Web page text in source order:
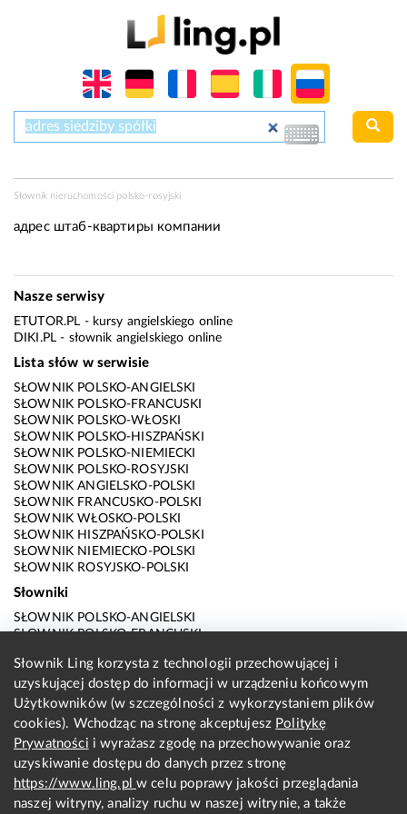
Słownik nieruchomości polsko-rosyjski
адрес штаб-квартиры компании
Nasze serwisy
ETUTOR.PL - kursy angielskiego online
DIKI.PL - słownik angielskiego online
Lista słów w serwisie
SŁOWNIK POLSKO-ANGIELSKI
SŁOWNIK POLSKO-FRANCUSKI
SŁOWNIK POLSKO-WŁOSKI
SŁOWNIK POLSKO-HISZPAŃSKI
SŁOWNIK POLSKO-NIEMIECKI
SŁOWNIK POLSKO-ROSYJSKI
SŁOWNIK ANGIELSKO-POLSKI
SŁOWNIK FRANCUSKO-POLSKI
SŁOWNIK WŁOSKO-POLSKI
SŁOWNIK HISZPAŃSKO-POLSKI
SŁOWNIK NIEMIECKO-POLSKI
SŁOWNIK ROSYJSKO-POLSKI
Słowniki
SŁOWNIK POLSKO-ANGIELSKI
SŁOWNIK POLSKO-FRANCUSKI
SŁOWNIK POLSKO-HISZPAŃSKI
SŁOWNIK POLSKO-NIEMIECKI
SŁOWNIK POLSKO-ROSYJSKI
SŁOWNIK ANGIELSKO-POLSKI
SŁOWNIK FRANCUSKO-POLSKI
SŁOWNIK WŁOSKO-POLSKI
SŁOWNIK HISZPAŃSKO-POLSKI
SŁOWNIK NIEMIECKO-POLSKI
SŁOWNIK ROSYJSKO-POLSKI
Słownik Ling korzysta z technologii przechowującej i
uzyskującej dostęp do informacji w urządzeniu końcowym
Użytkowników (w szczególności z wykorzystaniem plików
cookies). Wchodząc na stronę akceptujesz Politykę
Prywatności i wyrażasz zgodę na przechowywanie oraz
uzyskiwanie dostępu do danych przez stronę
https://www.ling.plw celu poprawy jakości przeglądania
naszej witryny, analizy ruchu w naszej witrynie, a także